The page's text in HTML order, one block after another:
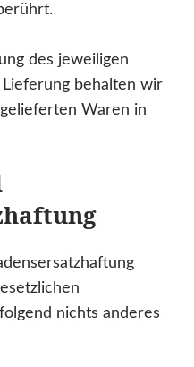
des jeweiligen
Lieferung behalten wir
Waren in
nichts anderes